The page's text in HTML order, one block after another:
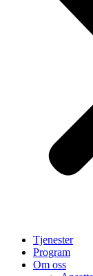
Tjenester
Program
Om oss